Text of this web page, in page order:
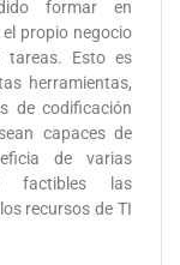
formar en
propio negocio
tareas. Esto es
herramientas,
de codificación
capaces de
de varias
factibles las
recursos de TI